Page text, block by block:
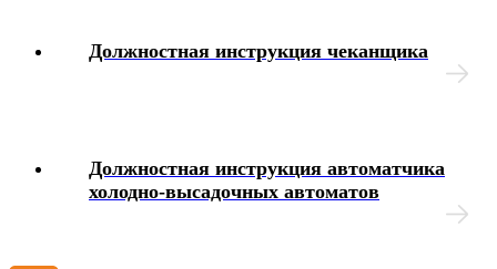
Должностная инструкция чеканщика
Должностная инструкция автоматчика
холодно-высадочных автоматов